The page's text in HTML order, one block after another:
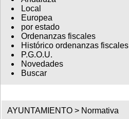
Local
Europea
por estado
Ordenanzas fiscales
Histórico ordenanzas fiscales
P.G.O.U.
Novedades
Buscar
AYUNTAMIENTO > Normativa